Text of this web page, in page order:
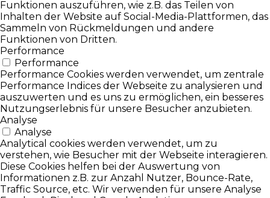
Funktionen auszuführen, wie z.B. das Teilen von
Inhalten der Website auf Social-Media-Plattformen, das
Sammeln von Rückmeldungen und andere
Funktionen von Dritten.
Performance
Performance
Performance Cookies werden verwendet, um zentrale
Performance Indices der Webseite zu analysieren und
auszuwerten und es uns zu ermöglichen, ein besseres
Nutzungserlebnis für unsere Besucher anzubieten.
Analyse
Analyse
Analytical cookies werden verwendet, um zu
verstehen, wie Besucher mit der Webseite interagieren.
Diese Cookies helfen bei der Auswertung von
Informationen z.B. zur Anzahl Nutzer, Bounce-Rate,
Traffic Source, etc. Wir verwenden für unsere Analyse